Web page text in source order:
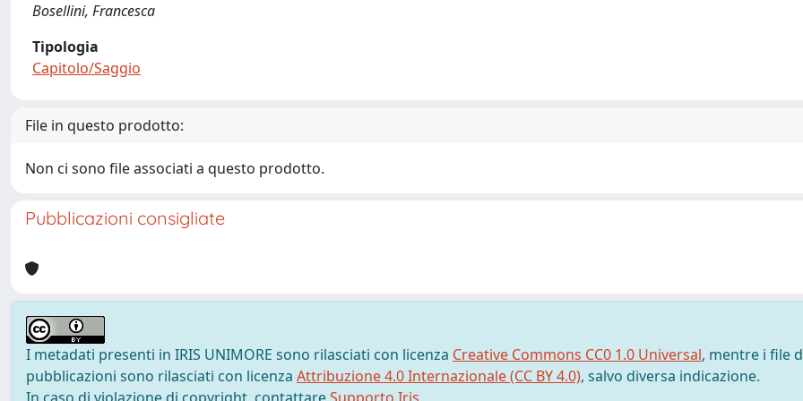
Bosellini, Francesca
Tipologia
Capitolo/Saggio
File in questo prodotto:
Non ci sono file associati a questo prodotto.
Pubblicazioni consigliate
I metadati presenti in IRIS UNIMORE sono rilasciati con licenza Creative Commons CC0 1.0 Universal, mentre i file
pubblicazioni sono rilasciati con licenza Attribuzione 4.0 Internazionale (CC BY 4.0), salvo diversa indicazione.